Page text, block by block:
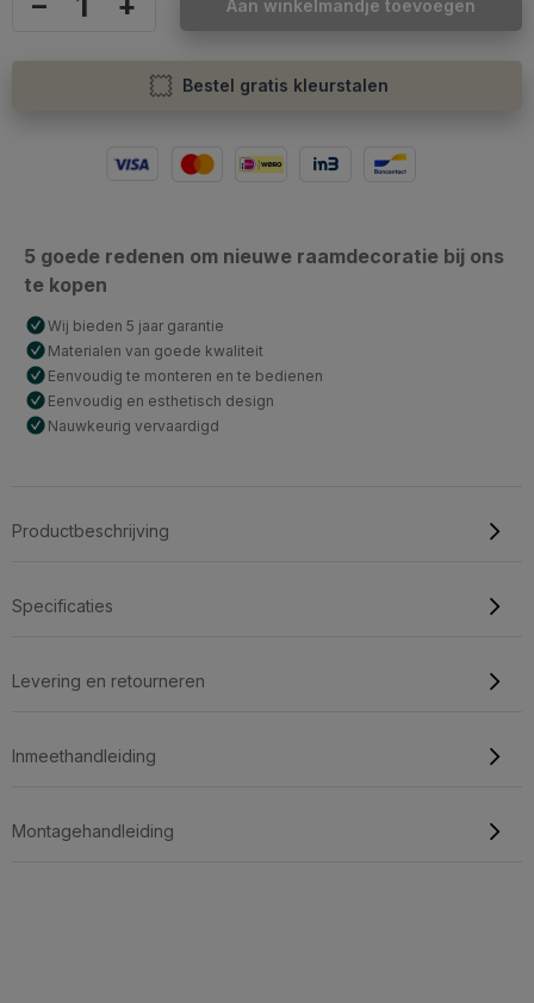
Aan winkelmandje toevoegen
Bestel gratis kleurstalen
5 goede redenen om nieuwe raamdecoratie bij ons
te kopen
Wij bieden 5 jaar garantie
Materialen van goede kwaliteit
Eenvoudig te monteren en te bedienen
Eenvoudig en esthetisch design
Nauwkeurig vervaardigd
Productbeschrijving
Specificaties
Levering en retourneren
Inmeethandleiding
Montagehandleiding